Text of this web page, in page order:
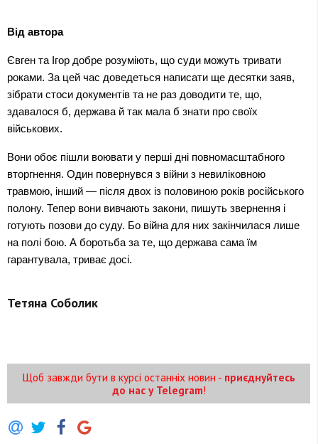
Від автора
Євген та Ігор добре розуміють, що суди можуть тривати
роками. За цей час доведеться написати ще десятки заяв,
зібрати стоси документів та не раз доводити те, що,
здавалося б, держава й так мала б знати про своїх
військових.
Вони обоє пішли воювати у перші дні повномасштабного
вторгнення. Один повернувся з війни з невиліковною
травмою, інший — після двох із половиною років російського
полону. Тепер вони вивчають закони, пишуть звернення і
готують позови до суду. Бо війна для них закінчилася лише
на полі бою. А боротьба за те, що держава сама їм
гарантувала, триває досі.
Тетяна Соболик
Щоб завжди бути в курсі останніх новин - приєднуйтесь
до нас у Telegram!